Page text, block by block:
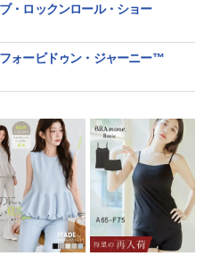
・ロックンロール・ショー
ォービドゥン・ジャーニー™